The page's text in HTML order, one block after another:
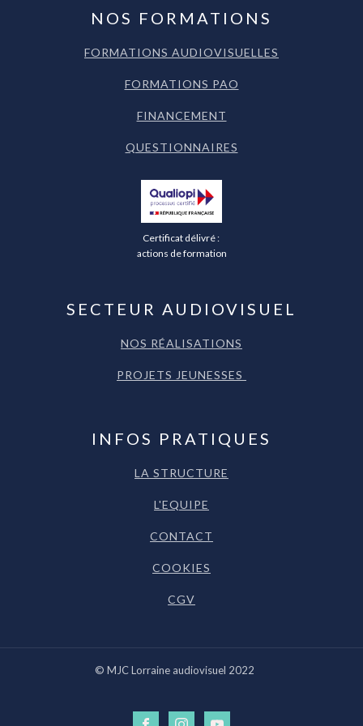
NOS FORMATIONS
FORMATIONS AUDIOVISUELLES
FORMATIONS PAO
FINANCEMENT
QUESTIONNAIRES
Certificat délivré :
actions de formation
SECTEUR AUDIOVISUEL
NOS RÉALISATIONS
PROJETS JEUNESSES
INFOS PRATIQUES
LA STRUCTURE
L'EQUIPE
CONTACT
COOKIES
CGV
© MJC Lorraine audiovisuel 2022